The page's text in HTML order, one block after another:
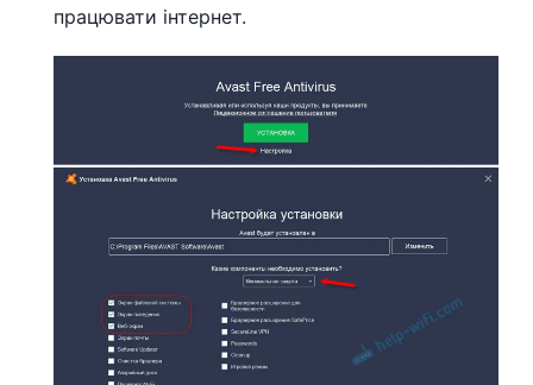
працювати інтернет.